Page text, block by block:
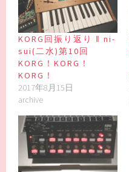
KORG回振り返り ‖ ni-
sui(二水)第10回
KORG！KORG！
KORG！
2017年8月15日
archive